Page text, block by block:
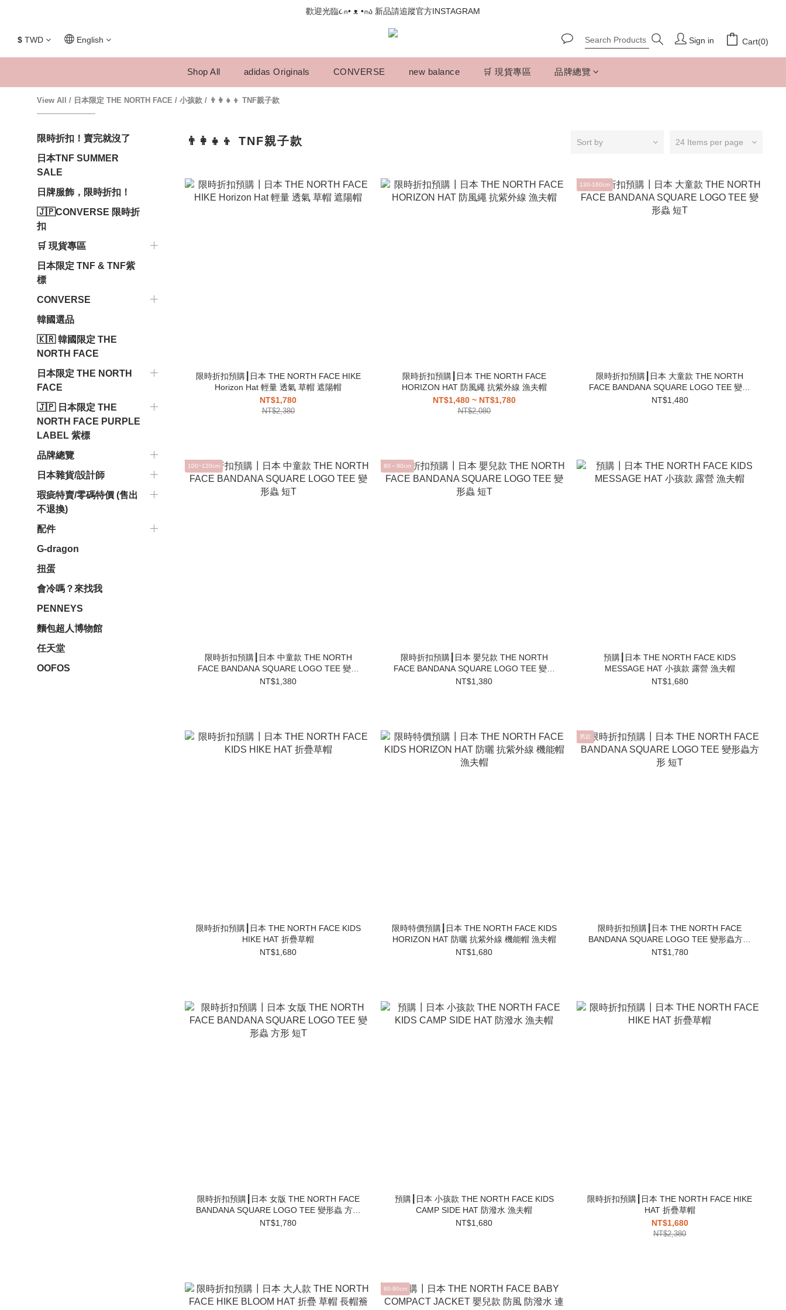
📣如果遇到結帳沒有反應，請另開瀏覽器 (不要直接從ig連結網站下單)
歡迎光臨૮⍝• ᴥ •⍝ა 新品請追蹤官方INSTAGRAM
📣如果遇到結帳沒有反應，請另開瀏覽器 (不要直接從ig連結網站下單)
$ TWD English Sign in Cart(0)
Shop All adidas Originals CONVERSE new balance 🛒 現貨專區 品牌總覽
View All / 日本限定 THE NORTH FACE / 小孩款 / 👨‍👩‍👧‍👦 TNF親子款
限時折扣！賣完就沒了
日本TNF SUMMER
SALE
日牌服飾，限時折扣！
🇯🇵CONVERSE 限時折
扣
🛒 現貨專區
日本限定 TNF & TNF紫
標
CONVERSE
韓國選品
🇰🇷 韓國限定 THE
NORTH FACE
日本限定 THE NORTH
FACE
🇯🇵 日本限定 THE
NORTH FACE PURPLE
LABEL 紫標
品牌總覽
日本雜貨/設計師
瑕疵特賣/零碼特價 (售出
不退換)
配件
G-dragon
扭蛋
會冷嗎？來找我
PENNEYS
麵包超人博物館
任天堂
OOFOS
👨‍👩‍👧‍👦 TNF親子款 Sort by 24 Items per page
限時折扣預購┃日本 THE NORTH FACE HIKE
Horizon Hat 輕量 透氣 草帽 遮陽帽
NT$1,780
NT$2,380
限時折扣預購┃日本 THE NORTH FACE
HORIZON HAT 防風繩 抗紫外線 漁夫帽
NT$1,480 ~ NT$1,780
NT$2,080
130-160cm
限時折扣預購┃日本 大童款 THE NORTH
FACE BANDANA SQUARE LOGO TEE 變形
蟲 短T
NT$1,480
100~120cm
限時折扣預購┃日本 中童款 THE NORTH
FACE BANDANA SQUARE LOGO TEE 變形
蟲 短T
NT$1,380
80～90cm
限時折扣預購┃日本 嬰兒款 THE NORTH
FACE BANDANA SQUARE LOGO TEE 變形
蟲 短T
NT$1,380
預購┃日本 THE NORTH FACE KIDS
MESSAGE HAT 小孩款 露營 漁夫帽
NT$1,680
限時折扣預購┃日本 THE NORTH FACE KIDS
HIKE HAT 折疊草帽
NT$1,680
限時特價預購┃日本 THE NORTH FACE KIDS
HORIZON HAT 防曬 抗紫外線 機能帽 漁夫帽
NT$1,680
男款
限時折扣預購┃日本 THE NORTH FACE
BANDANA SQUARE LOGO TEE 變形蟲方形
短T
NT$1,780
限時折扣預購┃日本 女版 THE NORTH FACE
BANDANA SQUARE LOGO TEE 變形蟲 方形
短T
NT$1,780
預購┃日本 小孩款 THE NORTH FACE KIDS
CAMP SIDE HAT 防潑水 漁夫帽
NT$1,680
限時折扣預購┃日本 THE NORTH FACE HIKE
HAT 折疊草帽
NT$1,680
NT$2,380
80-90cm